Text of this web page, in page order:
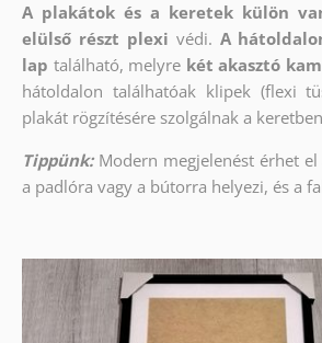
A plakátok és a keretek külön
elülső részt plexi védi. A
lap található, melyre két akasztó
hátoldalon találhatóak klipek (flexi
plakát rögzítésére szolgálnak a
Tippünk: Modern megjelenést érhet
a padlóra vagy a bútorra helyezi, és a